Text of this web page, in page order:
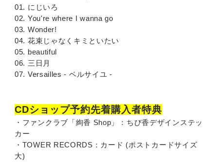
01. にじいろ
02. You're where I wanna go
03. Wonder!
04. 花束じゃなくキミといたい
05. beautiful
06. 三日月
07. Versailles - ベルサイユ -
CDショップ予約先着購入者特典
・ファンクラブ「絢香 Shop」：ちび香デザインステッ
カー
・TOWER RECORDS：カード (ポストカードサイズ
大)